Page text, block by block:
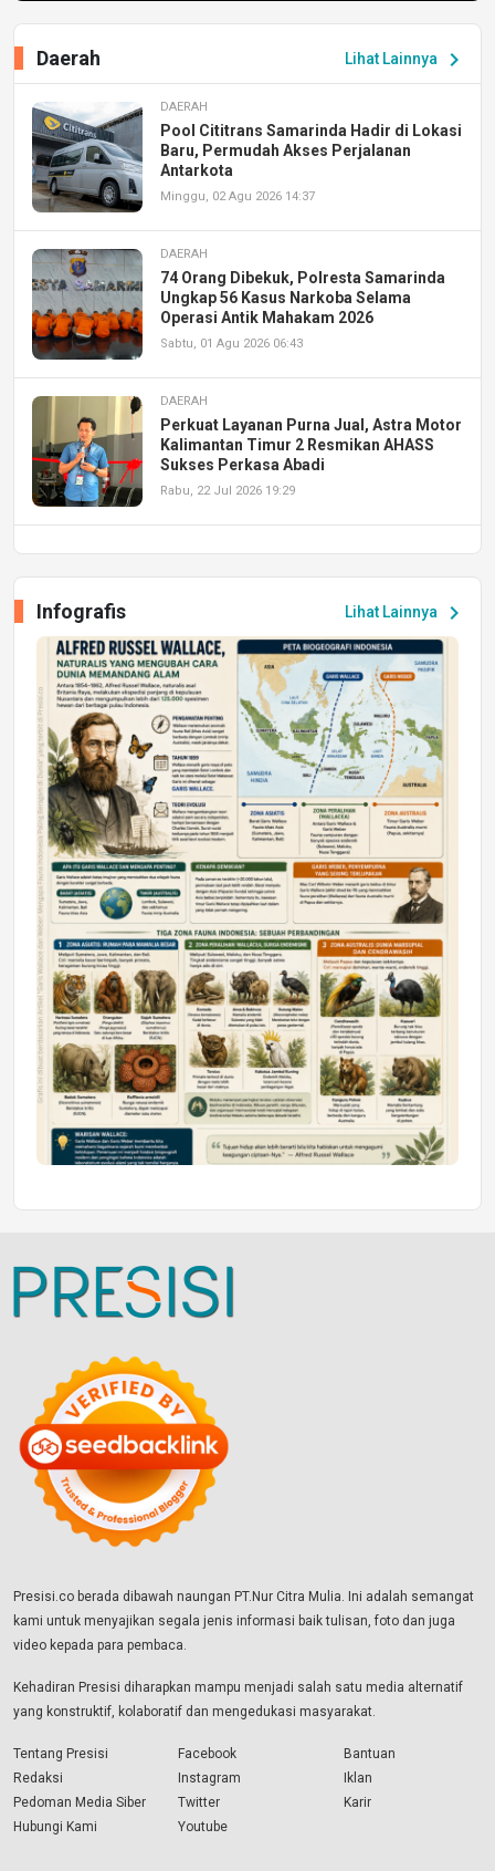
Lihat Lainnya chevron_right
Daerah
DAERAH
Pool Cititrans Samarinda Hadir di Lokasi
Baru, Permudah Akses Perjalanan
Antarkota
Minggu, 02 Agu 2026 14:37
DAERAH
74 Orang Dibekuk, Polresta Samarinda
Ungkap 56 Kasus Narkoba Selama
Operasi Antik Mahakam 2026
Sabtu, 01 Agu 2026 06:43
DAERAH
Perkuat Layanan Purna Jual, Astra Motor
Kalimantan Timur 2 Resmikan AHASS
Sukses Perkasa Abadi
Rabu, 22 Jul 2026 19:29
Peluang Kerja dan Magang
Jumat, 17 Jul 2026 22:30
DAERAH
Astra Motor Kalimantan Timur 2 Dukung
Mahasiswa Samarinda dalam Astra
Honda SDGs Future Leaders 2026
Jumat, 10 Jul 2026 19:01
Lihat Lainnya chevron_right
Infografis
Presisi.co berada dibawah naungan PT.Nur Citra Mulia. Ini adalah semangat
kami untuk menyajikan segala jenis informasi baik tulisan, foto dan juga
video kepada para pembaca.
Kehadiran Presisi diharapkan mampu menjadi salah satu media alternatif
yang konstruktif, kolaboratif dan mengedukasi masyarakat.
Tentang Presisi
Redaksi
Pedoman Media Siber
Hubungi Kami
Facebook
Instagram
Twitter
Youtube
Bantuan
Iklan
Karir